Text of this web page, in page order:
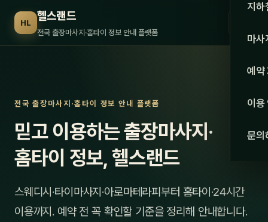
HL 헬스랜드
전국 출장마사지·홈타이 정보 안내 플랫폼 서울
강원·
강원
지하
마사
관리
스
예약
이용
문의
전국 출장마사지·홈타이 정보 안내 플랫폼
믿고 이용하는 출장마사지·
홈타이 정보, 헬스랜드
스웨디시·타이마사지·아로마테라피부터 홈타이·24시간
이용까지. 예약 전 꼭 확인할 기준을 정리해 안내합니다.